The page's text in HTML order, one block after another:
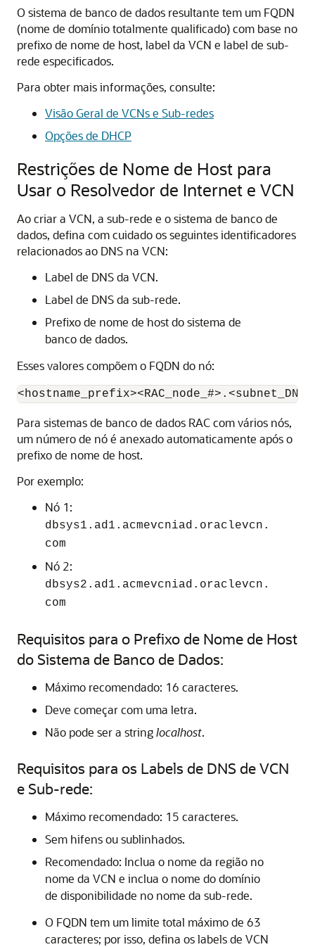
O sistema de banco de dados resultante tem um FQDN
(nome de domínio totalmente qualificado) com base no
prefixo de nome de host, label da VCN e label de sub-
rede especificados.
Para obter mais informações, consulte:
Visão Geral de VCNs e Sub-redes
Opções de DHCP
Restrições de Nome de Host para
Usar o Resolvedor de Internet e VCN
Ao criar a VCN, a sub-rede e o sistema de banco de
dados, defina com cuidado os seguintes identificadores
relacionados ao DNS na VCN:
Label de DNS da VCN.
Label de DNS da sub-rede.
Prefixo de nome de host do sistema de
banco de dados.
Esses valores compõem o FQDN do nó:
Para sistemas de banco de dados RAC com vários nós,
um número de nó é anexado automaticamente após o
prefixo de nome de host.
Por exemplo:
Nó 1:
dbsys1.ad1.acmevcniad.oraclevcn.
com
Nó 2:
dbsys2.ad1.acmevcniad.oraclevcn.
com
Requisitos para o Prefixo de Nome de Host
do Sistema de Banco de Dados:
Máximo recomendado: 16 caracteres.
Deve começar com uma letra.
Não pode ser a stringlocalhost.
Requisitos para os Labels de DNS de VCN
e Sub-rede:
Máximo recomendado: 15 caracteres.
Sem hifens ou sublinhados.
Recomendado: Inclua o nome da região no
nome da VCN e inclua o nome do domínio
de disponibilidade no nome da sub-rede.
O FQDN tem um limite total máximo de 63
caracteres; por isso, defina os labels de VCN